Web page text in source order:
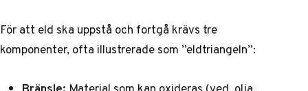
För att eld ska uppstå och fortgå krävs tre
komponenter, ofta illustrerade som ”eldtriangeln”: